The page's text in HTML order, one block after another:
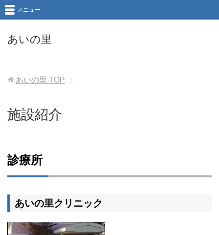
あいの里
メニュー
あいの里 TOP
施設紹介
診療所
あいの里クリニック